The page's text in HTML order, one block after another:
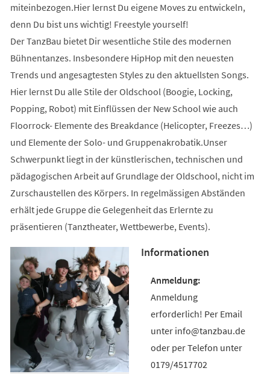
miteinbezogen.Hier lernst Du eigene Moves zu entwickeln,
denn Du bist uns wichtig! Freestyle yourself!
Der TanzBau bietet Dir wesentliche Stile des modernen
Bühnentanzes. Insbesondere HipHop mit den neuesten
Trends und angesagtesten Styles zu den aktuellsten Songs.
Hier lernst Du alle Stile der Oldschool (Boogie, Locking,
Popping, Robot) mit Einflüssen der New School wie auch
Floorrock- Elemente des Breakdance (Helicopter, Freezes…)
und Elemente der Solo- und Gruppenakrobatik.Unser
Schwerpunkt liegt in der künstlerischen, technischen und
pädagogischen Arbeit auf Grundlage der Oldschool, nicht im
Zurschaustellen des Körpers. In regelmässigen Abständen
erhält jede Gruppe die Gelegenheit das Erlernte zu
präsentieren (Tanztheater, Wettbewerbe, Events).
Informationen
Anmeldung
erforderlich! Per Email
unter info@tanzbau.de
oder per Telefon unter
0179/4517702